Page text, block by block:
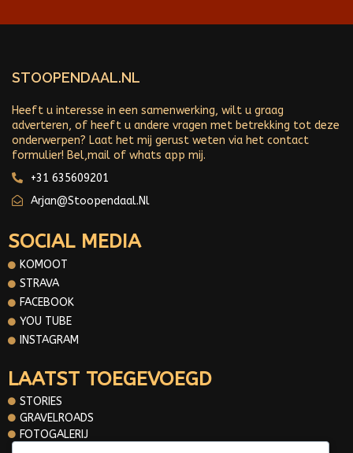
STOOPENDAAL.NL
Heeft u interesse in een samenwerking, wilt u graag
adverteren, of heeft u andere vragen met betrekking tot deze
onderwerpen? Laat het mij gerust weten via het contact
formulier! Bel,mail of whats app mij.
+31 635609201
Arjan@stoopendaal.nl
SOCIAL MEDIA
KOMOOT
STRAVA
FACEBOOK
YOU TUBE
INSTAGRAM
LAATST TOEGEVOEGD
STORIES
GRAVELROADS
FOTOGALERIJ